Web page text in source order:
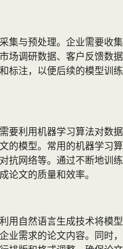
集与预处理。企业需要收集
场调研数据、客户反馈数据
标注，以便后续的模型训练
要利用机器学习算法对数据
的模型。常用的机器学习算
抗网络等。通过不断地训练
论文的质量和效率。
用自然语言生成技术将模型
业需求的论文内容。同时，